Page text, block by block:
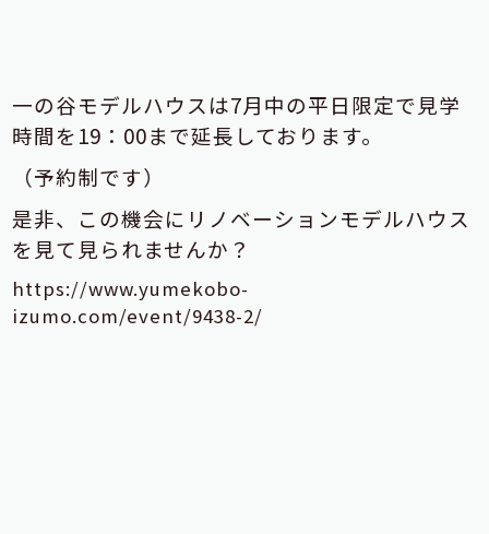
一の谷モデルハウスは7月中の平日限定で見学
時間を19：00まで延長しております。
（予約制です）
是非、この機会にリノベーションモデルハウス
を見て見られませんか？
https://www.yumekobo-
izumo.com/event/9438-2/